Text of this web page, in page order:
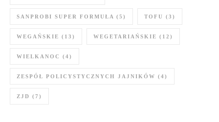
SANPROBI SUPER FORMUŁA (5) TOFU (3)
WEGAŃSKIE (13) WEGETARIAŃSKIE (12)
WIELKANOC (4)
ZESPÓŁ POLICYSTYCZNYCH JAJNIKÓW (4)
ZJD (7)